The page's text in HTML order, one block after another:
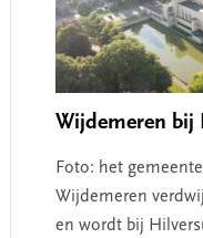
Wijdemeren bij
Foto: het
Wijdemeren
en wordt bij